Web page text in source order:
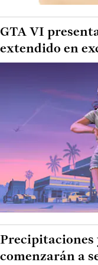
GTA VI
extendido en
Precipitaciones
comenzarán a